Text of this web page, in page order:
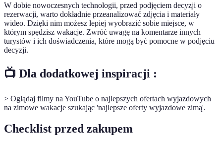
W dobie nowoczesnych technologii, przed podjęciem decyzji o
rezerwacji, warto dokładnie przeanalizować zdjęcia i materiały
wideo. Dzięki nim możesz lepiej wyobrazić sobie miejsce, w
którym spędzisz wakacje. Zwróć uwagę na komentarze innych
turystów i ich doświadczenia, które mogą być pomocne w podjęciu
decyzji.
📺 Dla dodatkowej inspiracji :
> Oglądaj filmy na YouTube o najlepszych ofertach wyjazdowych
na zimowe wakacje szukając 'najlepsze oferty wyjazdowe zimą'.
Checklist przed zakupem